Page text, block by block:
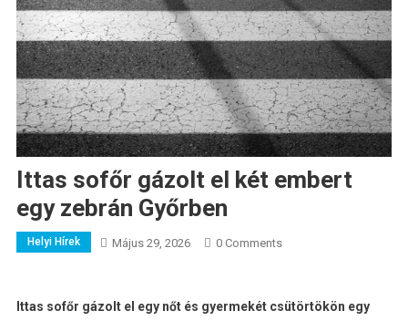
Ittas sofőr gázolt el két embert
egy zebrán Győrben
Helyi Hírek Május 29, 2026 0 Comments
Ittas sofőr gázolt el egy nőt és gyermekét csütörtökön egy